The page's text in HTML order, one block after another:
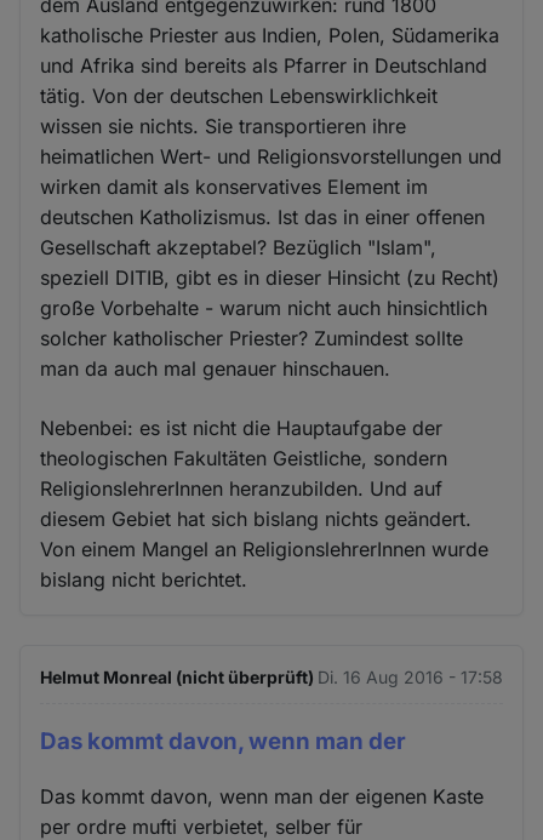
dem Ausland entgegenzuwirken: rund 1800
katholische Priester aus Indien, Polen, Südamerika
und Afrika sind bereits als Pfarrer in Deutschland
tätig. Von der deutschen Lebenswirklichkeit
wissen sie nichts. Sie transportieren ihre
heimatlichen Wert- und Religionsvorstellungen und
wirken damit als konservatives Element im
deutschen Katholizismus. Ist das in einer offenen
Gesellschaft akzeptabel? Bezüglich "Islam",
speziell DITIB, gibt es in dieser Hinsicht (zu Recht)
große Vorbehalte - warum nicht auch hinsichtlich
solcher katholischer Priester? Zumindest sollte
man da auch mal genauer hinschauen.
Nebenbei: es ist nicht die Hauptaufgabe der
theologischen Fakultäten Geistliche, sondern
ReligionslehrerInnen heranzubilden. Und auf
diesem Gebiet hat sich bislang nichts geändert.
Von einem Mangel an ReligionslehrerInnen wurde
bislang nicht berichtet.
Helmut Monreal (nicht überprüft) Di. 16 Aug 2016 - 17:58
Das kommt davon, wenn man der
Das kommt davon, wenn man der eigenen Kaste
per ordre mufti verbietet, selber für